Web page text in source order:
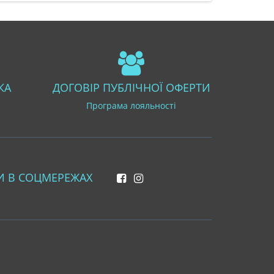
ДОГОВІР ПУБЛІЧНОЇ ОФЕРТИ
Програма лояльності
В СОЦМЕРЕЖАХ